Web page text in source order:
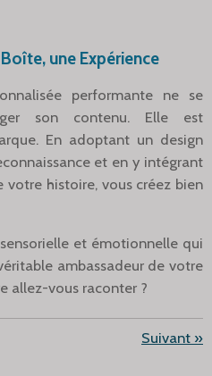
une Expérience
performante ne se
son contenu. Elle est
En adoptant un design
et en y intégrant
votre histoire, vous créez bien
et émotionnelle qui
ambassadeur de votre
allez-vous raconter ?
Suivant »